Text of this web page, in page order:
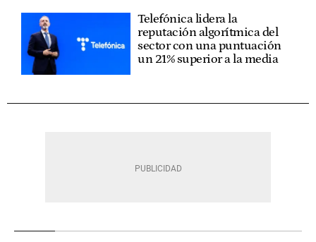
Telefónica lidera la
reputación algorítmica del
sector con una puntuación
un 21% superior a la media